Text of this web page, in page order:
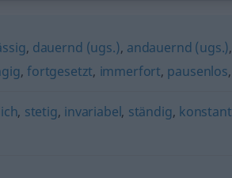
, dauernd (ugs.), andauernd (ugs.),
,fortgesetzt, immerfort, pausenlos,
, stetig, invariabel, ständig, konstant